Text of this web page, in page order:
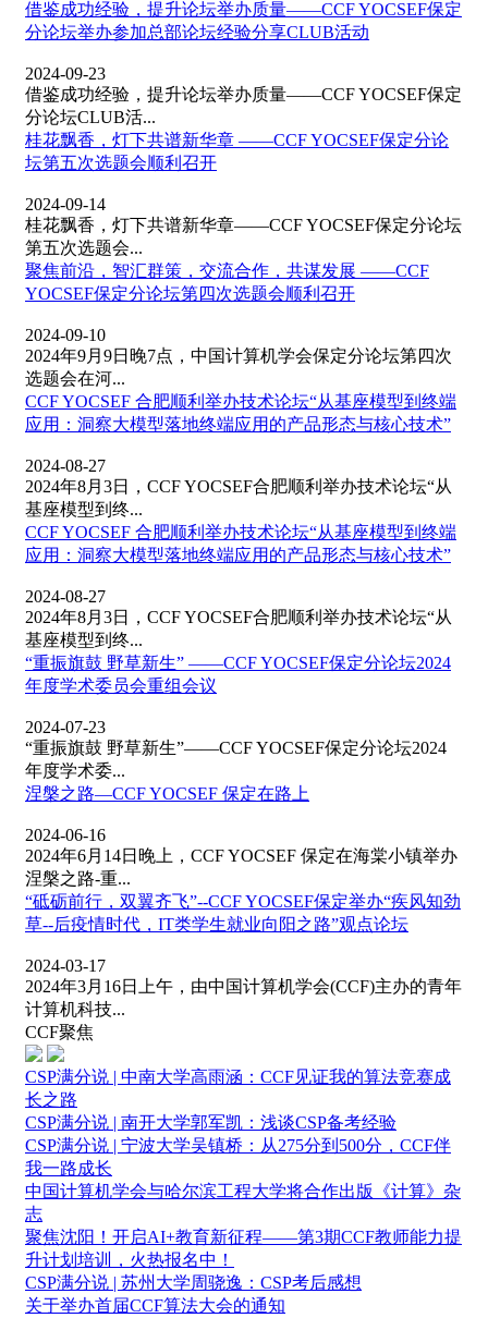
借鉴成功经验，提升论坛举办质量——CCF YOCSEF保定
分论坛举办参加总部论坛经验分享CLUB活动
2024-09-23
借鉴成功经验，提升论坛举办质量——CCF YOCSEF保定
分论坛CLUB活...
桂花飘香，灯下共谱新华章 ——CCF YOCSEF保定分论
坛第五次选题会顺利召开
2024-09-14
桂花飘香，灯下共谱新华章——CCF YOCSEF保定分论坛
第五次选题会...
聚焦前沿，智汇群策，交流合作，共谋发展 ——CCF
YOCSEF保定分论坛第四次选题会顺利召开
2024-09-10
2024年9月9日晚7点，中国计算机学会保定分论坛第四次
选题会在河...
CCF YOCSEF 合肥顺利举办技术论坛“从基座模型到终端
应用：洞察大模型落地终端应用的产品形态与核心技术”
2024-08-27
2024年8月3日，CCF YOCSEF合肥顺利举办技术论坛“从
基座模型到终...
CCF YOCSEF 合肥顺利举办技术论坛“从基座模型到终端
应用：洞察大模型落地终端应用的产品形态与核心技术”
2024-08-27
2024年8月3日，CCF YOCSEF合肥顺利举办技术论坛“从
基座模型到终...
“重振旗鼓 野草新生” ——CCF YOCSEF保定分论坛2024
年度学术委员会重组会议
2024-07-23
“重振旗鼓 野草新生”——CCF YOCSEF保定分论坛2024
年度学术委...
涅槃之路—CCF YOCSEF 保定在路上
2024-06-16
2024年6月14日晚上，CCF YOCSEF 保定在海棠小镇举办
涅槃之路-重...
“砥砺前行，双翼齐飞”--CCF YOCSEF保定举办“疾风知劲
草--后疫情时代，IT类学生就业向阳之路”观点论坛
2024-03-17
2024年3月16日上午，由中国计算机学会(CCF)主办的青年
计算机科技...
CCF聚焦
CSP满分说 | 中南大学高雨涵：CCF见证我的算法竞赛成
长之路
CSP满分说 | 南开大学郭军凯：浅谈CSP备考经验
CSP满分说 | 宁波大学吴镇桥：从275分到500分，CCF伴
我一路成长
中国计算机学会与哈尔滨工程大学将合作出版《计算》杂
志
聚焦沈阳！开启AI+教育新征程——第3期CCF教师能力提
升计划培训，火热报名中！
CSP满分说 | 苏州大学周骁逸：CSP考后感想
关于举办首届CCF算法大会的通知